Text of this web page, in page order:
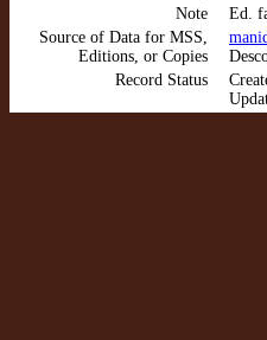
Note
Ed.
Source of Data for MSS,
Editions, or Copies
Record Status